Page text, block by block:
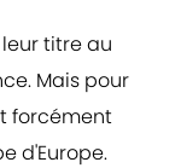
titre au
Mais pour
forcément
d'Europe.